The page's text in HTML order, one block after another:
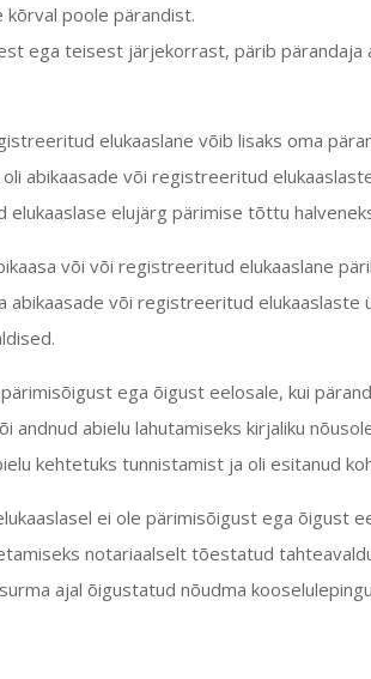
poole pärandist.
ega teisest järjekorrast, pärib pärandaja
elukaaslane võib lisaks oma
abikaasade või registreeritud
elukaaslase elujärg pärimise tõttu
või või registreeritud elukaaslane
abikaasade või registreeritud elukaaslaste
ega õigust eelosale, kui
andnud abielu lahutamiseks kirjaliku
kehtetuks tunnistamist ja oli esitanud
ei ole pärimisõigust ega õigust
notariaalselt tõestatud
ajal õigustatud nõudma